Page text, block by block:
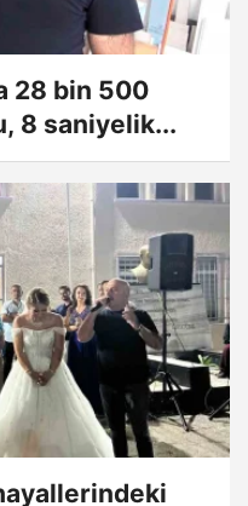
28 bin 500
8 saniyelik...